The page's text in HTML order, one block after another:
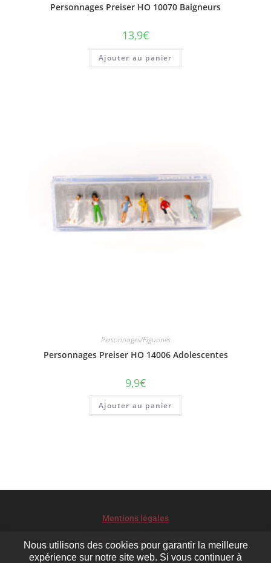
Personnages Preiser HO 10070 Baigneurs
13,9€
Ajouter au panier
Personnages/Figurines
Personnages Preiser HO 14006 Adolescentes
9,9€
Ajouter au panier
Mentions légales
Conditions Générales de Ventes
Le développement durable pour Chemins de rêves
Nous utilisons des cookies pour garantir la meilleure
expérience sur notre site web. Si vous continuer à